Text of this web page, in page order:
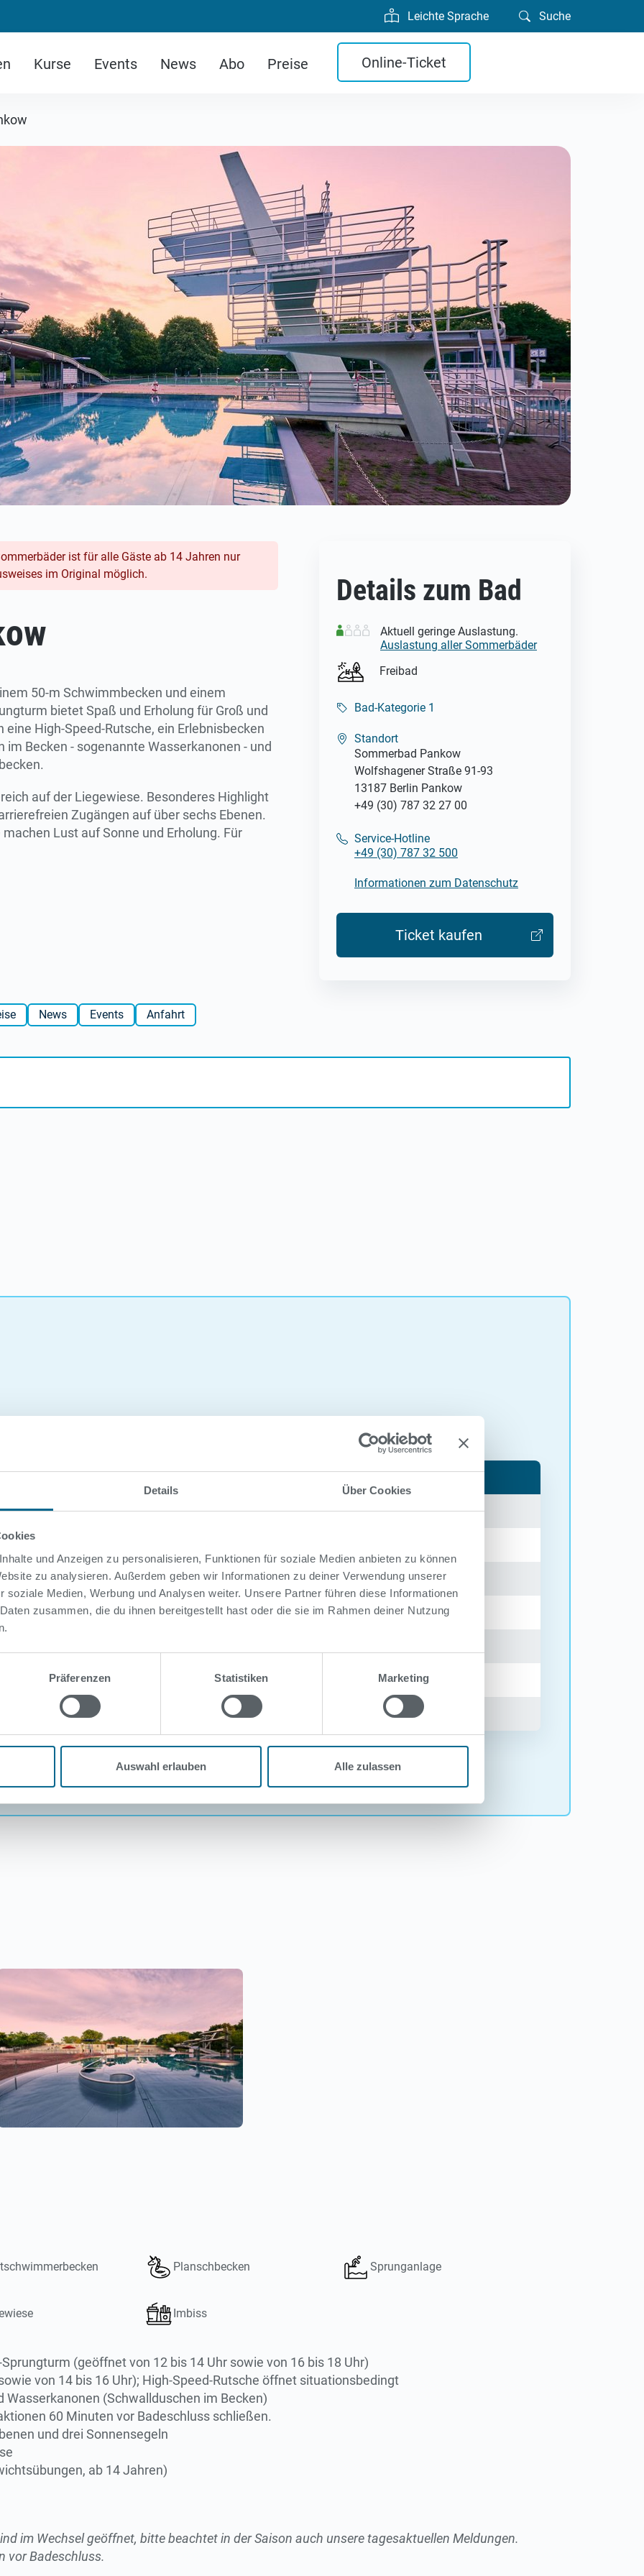
Details Über Cookies
und Anzeigen zu personalisieren, Funktionen für soziale Medien anbieten zu können
zu analysieren. Außerdem geben wir Informationen zu deiner Verwendung unserer
soziale Medien, Werbung und Analysen weiter. Unsere Partner führen diese Informationen
zusammen, die du ihnen bereitgestellt hast oder die sie im Rahmen deiner Nutzung
Präferenzen Statistiken Marketing
Auswahl erlauben Alle zulassen
Leichte Sprache Suche
Kurse Events News Abo Preise Online-Ticket
ist für alle Gäste ab 14 Jahren nur
im Original möglich.
50-m Schwimmbecken und einem
bietet Spaß und Erholung für Groß und
High-Speed-Rutsche, ein Erlebnisbecken
Becken - sogenannte Wasserkanonen - und
auf der Liegewiese. Besonderes Highlight
Zugängen auf über sechs Ebenen.
Lust auf Sonne und Erholung. Für
Details zum Bad
Aktuell geringe Auslastung.
Auslastung aller Sommerbäder
Freibad
Bad-Kategorie 1
Standort
Sommerbad Pankow
Wolfshagener Straße 91-93
13187 Berlin Pankow
+49 (30) 787 32 27 00
Service-Hotline
+49 (30) 787 32 500
Informationen zum Datenschutz
Ticket kaufen
News Events Anfahrt
Art
öffentl. Schwimmen
öffentl. Schwimmen
öffentl. Schwimmen
öffentl. Schwimmen
öffentl. Schwimmen
öffentl. Schwimmen
Ende der Öffnungszeit.
Planschbecken Sprunganlage
Imbiss
(geöffnet von 12 bis 14 Uhr sowie von 16 bis 18 Uhr)
von 14 bis 16 Uhr); High-Speed-Rutsche öffnet situationsbedingt
(Schwallduschen im Becken)
60 Minuten vor Badeschluss schließen.
und drei Sonnensegeln
ab 14 Jahren)
im Wechsel geöffnet, bitte beachtet in der Saison auch unsere tagesaktuellen Meldungen.
vor Badeschluss.